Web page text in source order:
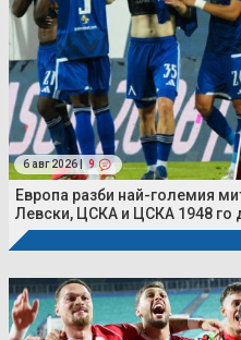
6 авг 2026 | 9
Европа разби най-големия
Левски, ЦСКА и ЦСКА 1948 го